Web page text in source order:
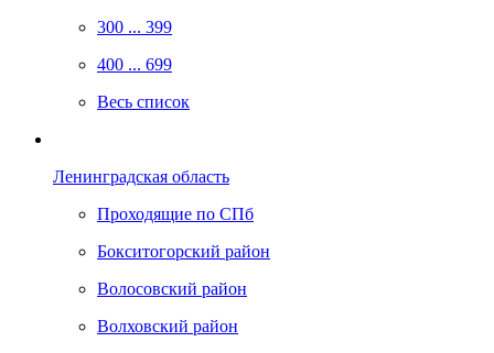
300 ... 399
400 ... 699
Весь список
Ленинградская область
Проходящие по СПб
Бокситогорский район
Волосовский район
Волховский район